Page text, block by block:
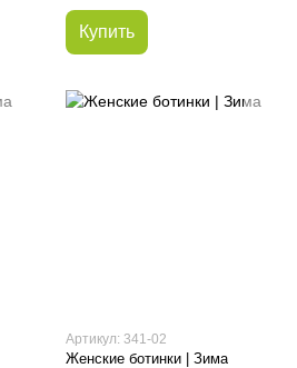
Купить
Артикул: 341-02
Женские ботинки | Зима